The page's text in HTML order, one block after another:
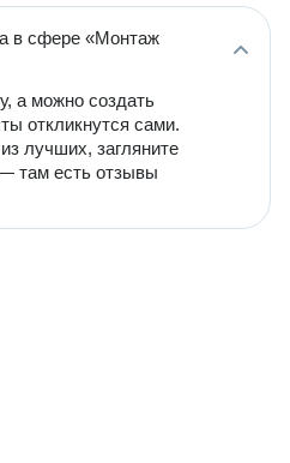
в сфере «Монтаж
а можно создать
откликнутся сами.
лучших, загляните
там есть отзывы